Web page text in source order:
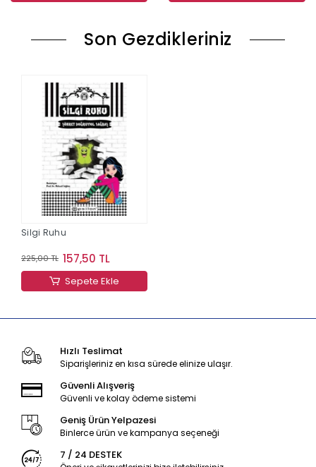
Son Gezdikleriniz
Silgi Ruhu
225,00 TL 157,50 TL
Sepete Ekle
Hızlı Teslimat
Siparişleriniz en kısa sürede elinize ulaşır.
Güvenli Alışveriş
Güvenli ve kolay ödeme sistemi
Geniş Ürün Yelpazesi
Binlerce ürün ve kampanya seçeneği
7 / 24 DESTEK